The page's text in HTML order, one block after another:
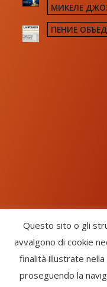
МИКЕЛЕ
ПЕНИЕ
Chorus Inside -
Settore · CF: 93058420691
Questo sito o gli
avvalgono di cookie
finalità illustrate nella
proseguendo la